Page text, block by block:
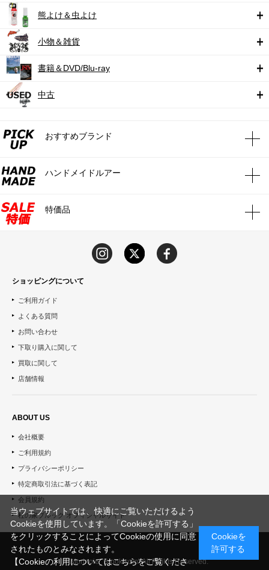
熊よけ＆虫よけ
小物＆雑貨
書籍＆DVD/Blu-ray
中古
おすすめブランド
ハンドメイドルアー
特価品
ショッピングについて
ご利用ガイド
よくある質問
お問い合わせ
下取り購入に関して
買取に関して
店舗情報
ABOUT US
会社概要
ご利用規約
プライバシーポリシー
特定商取引法に基づく表記
会員規約
杜の家ブルック オフィシャルサイト
© "Morinoie_Brook.com" All Rights Reserved.
当ウェブサイトでは、快適にご覧いただけるよう
Cookieを使用しています。「Cookieを許可する」
をクリックすることによってCookieの使用に同意
されたものとみなされます。
【Cookieの利用についてはこちらをご覧くださ
Cookieを
許可する